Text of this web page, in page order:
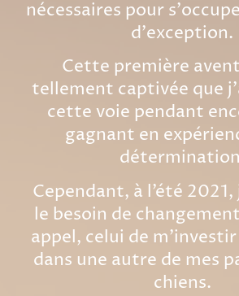
nécessaires pour
d'exception.
Cette première
tellement captivée que
cette voie pendant
gagnant en
Cependant, à l’été 2021,
le besoin de
appel, celui de
dans une autre de mes
chiens.